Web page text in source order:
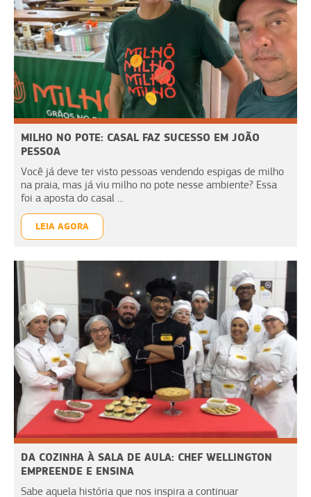
MILHO NO POTE: CASAL FAZ SUCESSO EM JOÃO
PESSOA
Você já deve ter visto pessoas vendendo espigas de milho
na praia, mas já viu milho no pote nesse ambiente? Essa
foi a aposta do casal ...
LEIA AGORA
DA COZINHA À SALA DE AULA: CHEF WELLINGTON
EMPREENDE E ENSINA
Sabe aquela história que nos inspira a continuar